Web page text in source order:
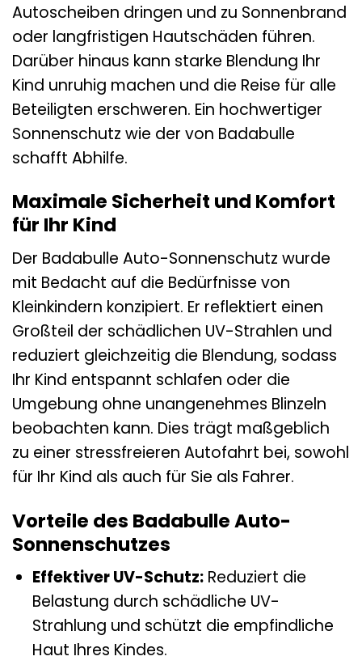
Autoscheiben dringen und zu Sonnenbrand
oder langfristigen Hautschäden führen.
Darüber hinaus kann starke Blendung Ihr
Kind unruhig machen und die Reise für alle
Beteiligten erschweren. Ein hochwertiger
Sonnenschutz wie der von Badabulle
schafft Abhilfe.
Maximale Sicherheit und Komfort
für Ihr Kind
Der Badabulle Auto-Sonnenschutz wurde
mit Bedacht auf die Bedürfnisse von
Kleinkindern konzipiert. Er reflektiert einen
Großteil der schädlichen UV-Strahlen und
reduziert gleichzeitig die Blendung, sodass
Ihr Kind entspannt schlafen oder die
Umgebung ohne unangenehmes Blinzeln
beobachten kann. Dies trägt maßgeblich
zu einer stressfreieren Autofahrt bei, sowohl
für Ihr Kind als auch für Sie als Fahrer.
Vorteile des Badabulle Auto-
Sonnenschutzes
Effektiver UV-Schutz:Reduziert die
Belastung durch schädliche UV-
Strahlung und schützt die empfindliche
Haut Ihres Kindes.